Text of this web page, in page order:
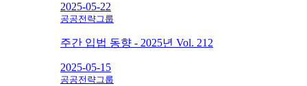
2025-05-22
공공전략그룹
주간 입법 동향 - 2025년 Vol. 212
2025-05-15
공공전략그룹